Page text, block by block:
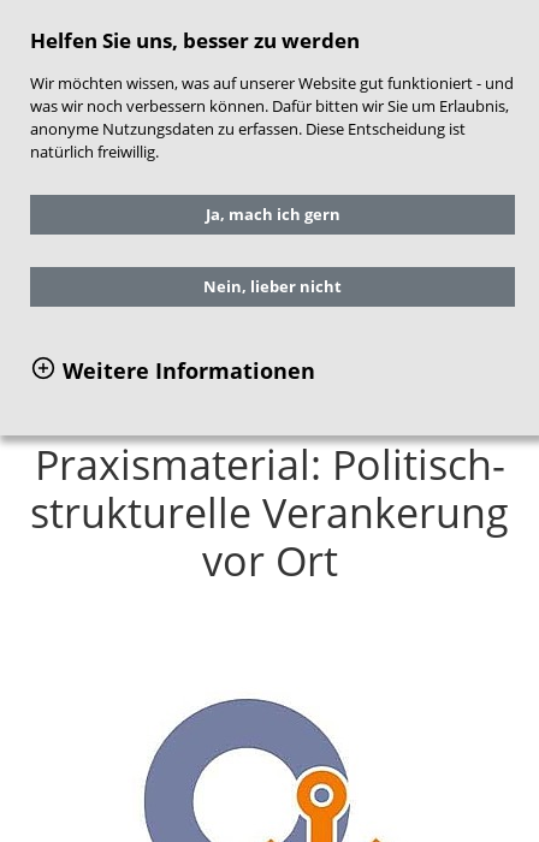
Helfen Sie uns, besser zu werden
Wir möchten wissen, was auf unserer Website gut funktioniert - und
was wir noch verbessern können. Dafür bitten wir Sie um Erlaubnis,
anonyme Nutzungsdaten zu erfassen. Diese Entscheidung ist
natürlich freiwillig.
Ja, mach ich gern
Nein, lieber nicht
Weitere Informationen
Sie befinden sich hier: Service
Arbeitshilfen für die Praxis
Praxismaterial: Politisch-strukturelle
Praxismaterial: Politisch-
strukturelle Verankerung
vor Ort